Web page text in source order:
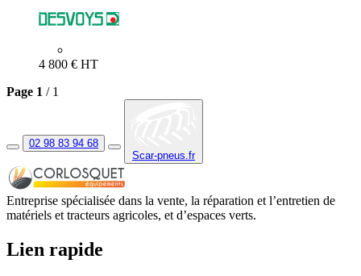
4 800 € HT
Page 1 / 1
02 98 83 94 68
Scar-pneus.fr
Entreprise spécialisée dans la vente, la réparation et l’entretien de
matériels et tracteurs agricoles, et d’espaces verts.
Lien rapide